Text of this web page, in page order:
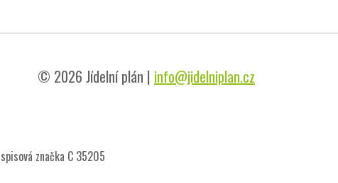
© 2026 Jídelní plán | info@jidelniplan.cz
značka C 35205